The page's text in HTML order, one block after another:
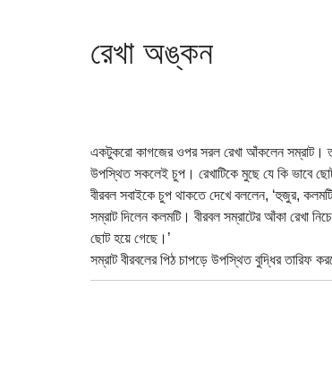
রেখা অঙ্কন
একটুকরো কাগজের ওপর সরল রেখা আঁকলেন সম্রাট।
উপস্থিত সকলেই চুপ। রেখাটিকে মুছে যে কি ভাবে
বীরবল সবাইকে চুপ থাকতে দেখে বললেন, ‘হুজুর,
সম্রাট দিলেন কলমটি। বীরবল সম্রাটের আঁকা রেখা
ছোট হয়ে গেছে।’
সম্রাট বীরবলের পিঠ চাপড়ে উপস্থিত বুদ্ধির তারিফ